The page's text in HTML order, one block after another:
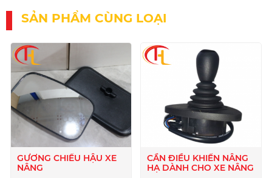
SẢN PHẨM CÙNG LOẠI
GƯƠNG CHIẾU HẬU XE
NÂNG
CẦN ĐIỀU KHIỂN NÂNG
HẠ DÀNH CHO XE NÂNG